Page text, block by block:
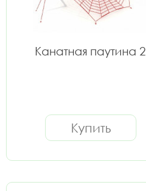
Канатная паутина 2
Купить